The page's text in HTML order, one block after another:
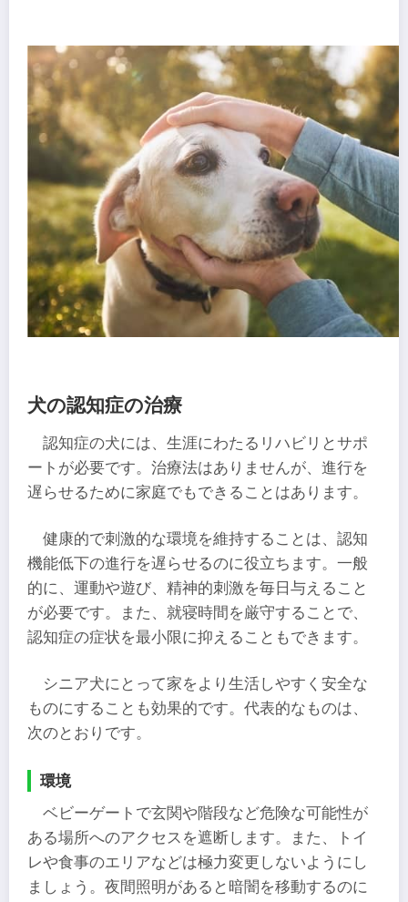
犬の認知症の治療
認知症の犬には、生涯にわたるリハビリとサポ
ートが必要です。治療法はありませんが、進行を
遅らせるために家庭でもできることはあります。
健康的で刺激的な環境を維持することは、認知
機能低下の進行を遅らせるのに役立ちます。一般
的に、運動や遊び、精神的刺激を毎日与えること
が必要です。また、就寝時間を厳守することで、
認知症の症状を最小限に抑えることもできます。
シニア犬にとって家をより生活しやすく安全な
ものにすることも効果的です。代表的なものは、
次のとおりです。
環境
ベビーゲートで玄関や階段など危険な可能性が
ある場所へのアクセスを遮断します。また、トイ
レや食事のエリアなどは極力変更しないようにし
ましょう。夜間照明があると暗闇を移動するのに